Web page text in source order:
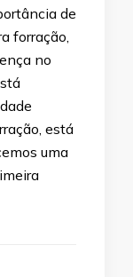
de
forração,
no
está
uma